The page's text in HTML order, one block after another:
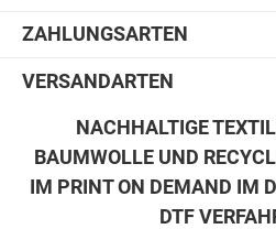
ZAHLUNGSARTEN
VERSANDARTEN
NACHHALTIGE
BAUMWOLLE UND
IM PRINT ON DEMAND IM
DTF